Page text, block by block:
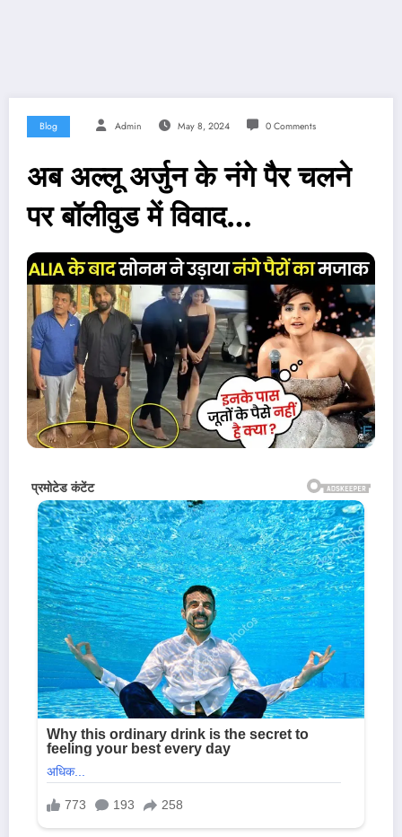
Blog Admin May 8, 2024 0 Comments
अब अल्लू अर्जुन के नंगे पैर चलने
पर बॉलीवुड में विवाद…